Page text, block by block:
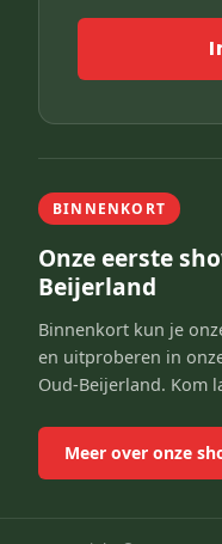
BINNENKORT
Onze eerste
Beijerland
Binnenkort kun je
en uitproberen in
Oud-Beijerland. Kom
Meer over onze